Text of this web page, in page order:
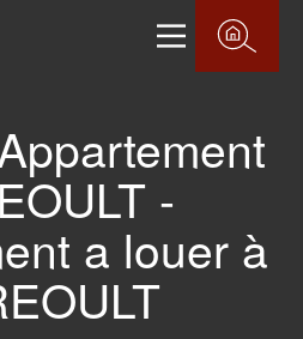
-
a louer à